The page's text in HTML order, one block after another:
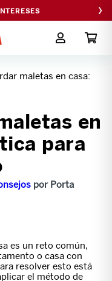
›
maletas en casa:
en
para
por Porta
es un reto común,
o casa con
resolver esto está
el método de